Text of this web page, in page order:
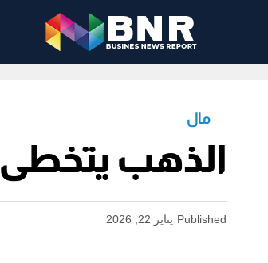
مال
الذهب يتخطى 4900 دولار للأونصة لأول مرة في التاريخ
Published يناير 22, 2026